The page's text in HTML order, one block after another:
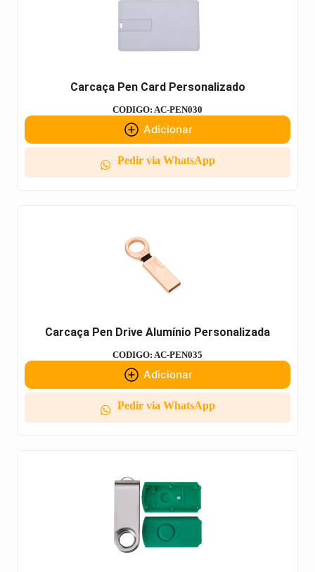
Carcaça Pen Card Personalizado
CODIGO: AC-PEN030
Adicionar
Pedir via WhatsApp
Carcaça Pen Drive Alumínio Personalizada
CODIGO: AC-PEN035
Adicionar
Pedir via WhatsApp